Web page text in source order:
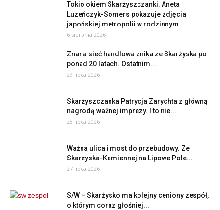
Tokio okiem Skarżyszczanki. Aneta
Luzeńczyk-Somers pokazuje zdjęcia
japońskiej metropolii w rodzinnym...
6 sierpnia 2026
Znana sieć handlowa znika ze Skarżyska po
ponad 20 latach. Ostatnim...
29 lipca 2026
Skarżyszczanka Patrycja Zarychta z główną
nagrodą ważnej imprezy. I to nie...
28 lipca 2026
Ważna ulica i most do przebudowy. Ze
Skarżyska-Kamiennej na Lipowe Pole...
27 lipca 2026
S/W – Skarżysko ma kolejny ceniony zespół,
o którym coraz głośniej...